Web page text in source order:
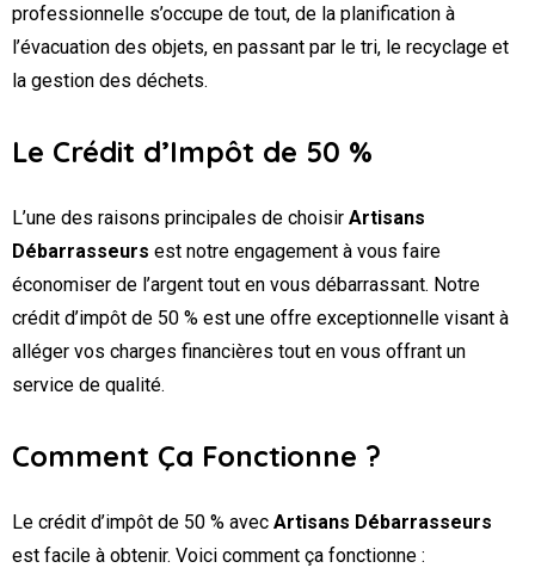
professionnelle s’occupe de tout, de la planification à
l’évacuation des objets, en passant par le tri, le recyclage et
la gestion des déchets.
Le Crédit d’Impôt de 50 %
L’une des raisons principales de choisir Artisans
Débarrasseurs est notre engagement à vous faire
économiser de l’argent tout en vous débarrassant. Notre
crédit d’impôt de 50 % est une offre exceptionnelle visant à
alléger vos charges financières tout en vous offrant un
service de qualité.
Comment Ça Fonctionne ?
Le crédit d’impôt de 50 % avec Artisans Débarrasseurs
est facile à obtenir. Voici comment ça fonctionne :